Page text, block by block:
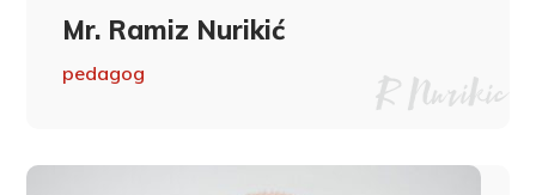
Mr. Ramiz Nurikić
pedagog